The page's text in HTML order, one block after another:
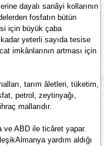
dayalı sanâyi kollarının
fosfatın bütün
için büyük çaba
yeterli sayıda tesise
imkânlarının artması için
tarım âletleri, tüketim,
petrol, zeytinyağı,
mallarıdır.
ABD ile ticâret yapar.
yardım aldığı